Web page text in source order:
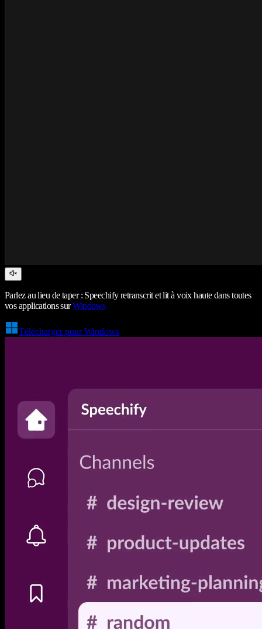
Parlez au lieu de taper : Speechify retranscrit et lit à voix haute dans toutes
vos applications surWindows
Télécharger pour Windows